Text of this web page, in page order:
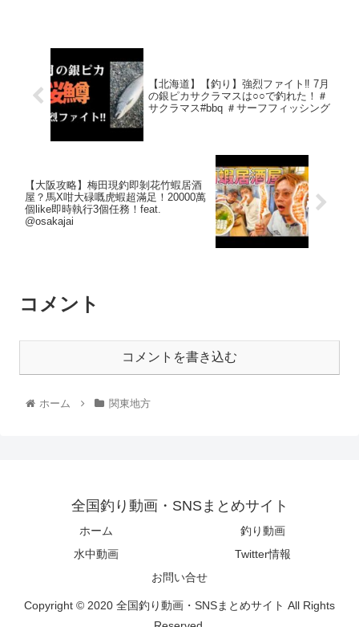
【北海道】【釣り】強烈ファイト‼ 7月
の銀ピカサクラマスは○○で釣れた！＃
サクラマス#bbq ＃サーフフィッシング
【大阪攻略】梅田現釣即剝花竹蝦居酒
屋？馬X咁大碌嘅虎蝦超滿足！20000萬
個like即時執行3個任務！feat.
@osakajai
コメント
コメントを書き込む
ホーム 関東地方
全国釣り動画・SNSまとめサイト
ホーム
釣り動画
水中動画
Twitter情報
お問い合せ
Copyright © 2020 全国釣り動画・SNSまとめサイト All Rights